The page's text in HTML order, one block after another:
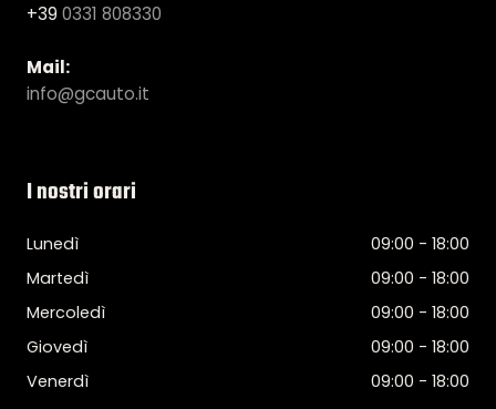
+39 0331 808330
Mail:
info@gcauto.it
I nostri orari
Lunedì
09:00 - 18:00
Martedì
09:00 - 18:00
Mercoledì
09:00 - 18:00
Giovedì
09:00 - 18:00
Venerdì
09:00 - 18:00